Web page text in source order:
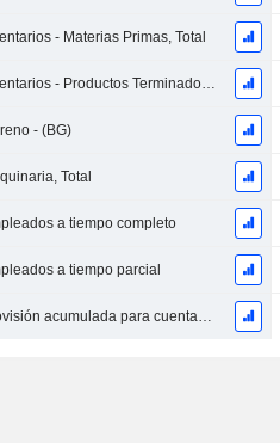
- Materias Primas, Total
Inventarios - Productos Terminados, Total
- (BG)
Total
a tiempo completo
a tiempo parcial
Provisión acumulada para cuentas dudosas (Suplemento)